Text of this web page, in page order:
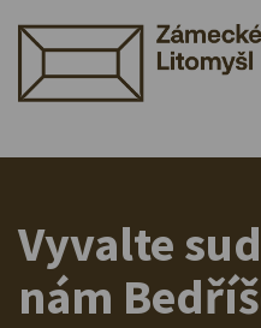
Vyvalte
nám